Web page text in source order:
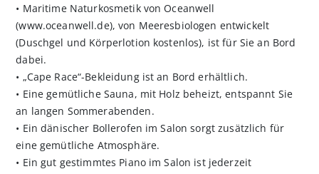
• Maritime Naturkosmetik von Oceanwell
(www.oceanwell.de), von Meeresbiologen entwickelt
(Duschgel und Körperlotion kostenlos), ist für Sie an Bord
dabei.
• „Cape Race“-Bekleidung ist an Bord erhältlich.
• Eine gemütliche Sauna, mit Holz beheizt, entspannt Sie
an langen Sommerabenden.
• Ein dänischer Bollerofen im Salon sorgt zusätzlich für
eine gemütliche Atmosphäre.
• Ein gut gestimmtes Piano im Salon ist jederzeit